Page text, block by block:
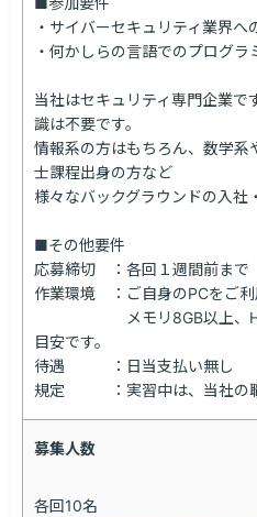
・サイバーセキュリティ業界へ
・何かしらの言語でのプログ
当社はセキュリティ専門企業で
識は不要です。
情報系の方はもちろん、数学系
士課程出身の方など
様々なバックグラウンドの入社
■その他要件
応募締切　：各回１週間前まで
作業環境　：ご自身のPCをご利
メモリ8GB以上、HDD
目安です。
待遇　　　：日当支払い無し
規定　　　：実習中は、当社の
募集人数
各回10名